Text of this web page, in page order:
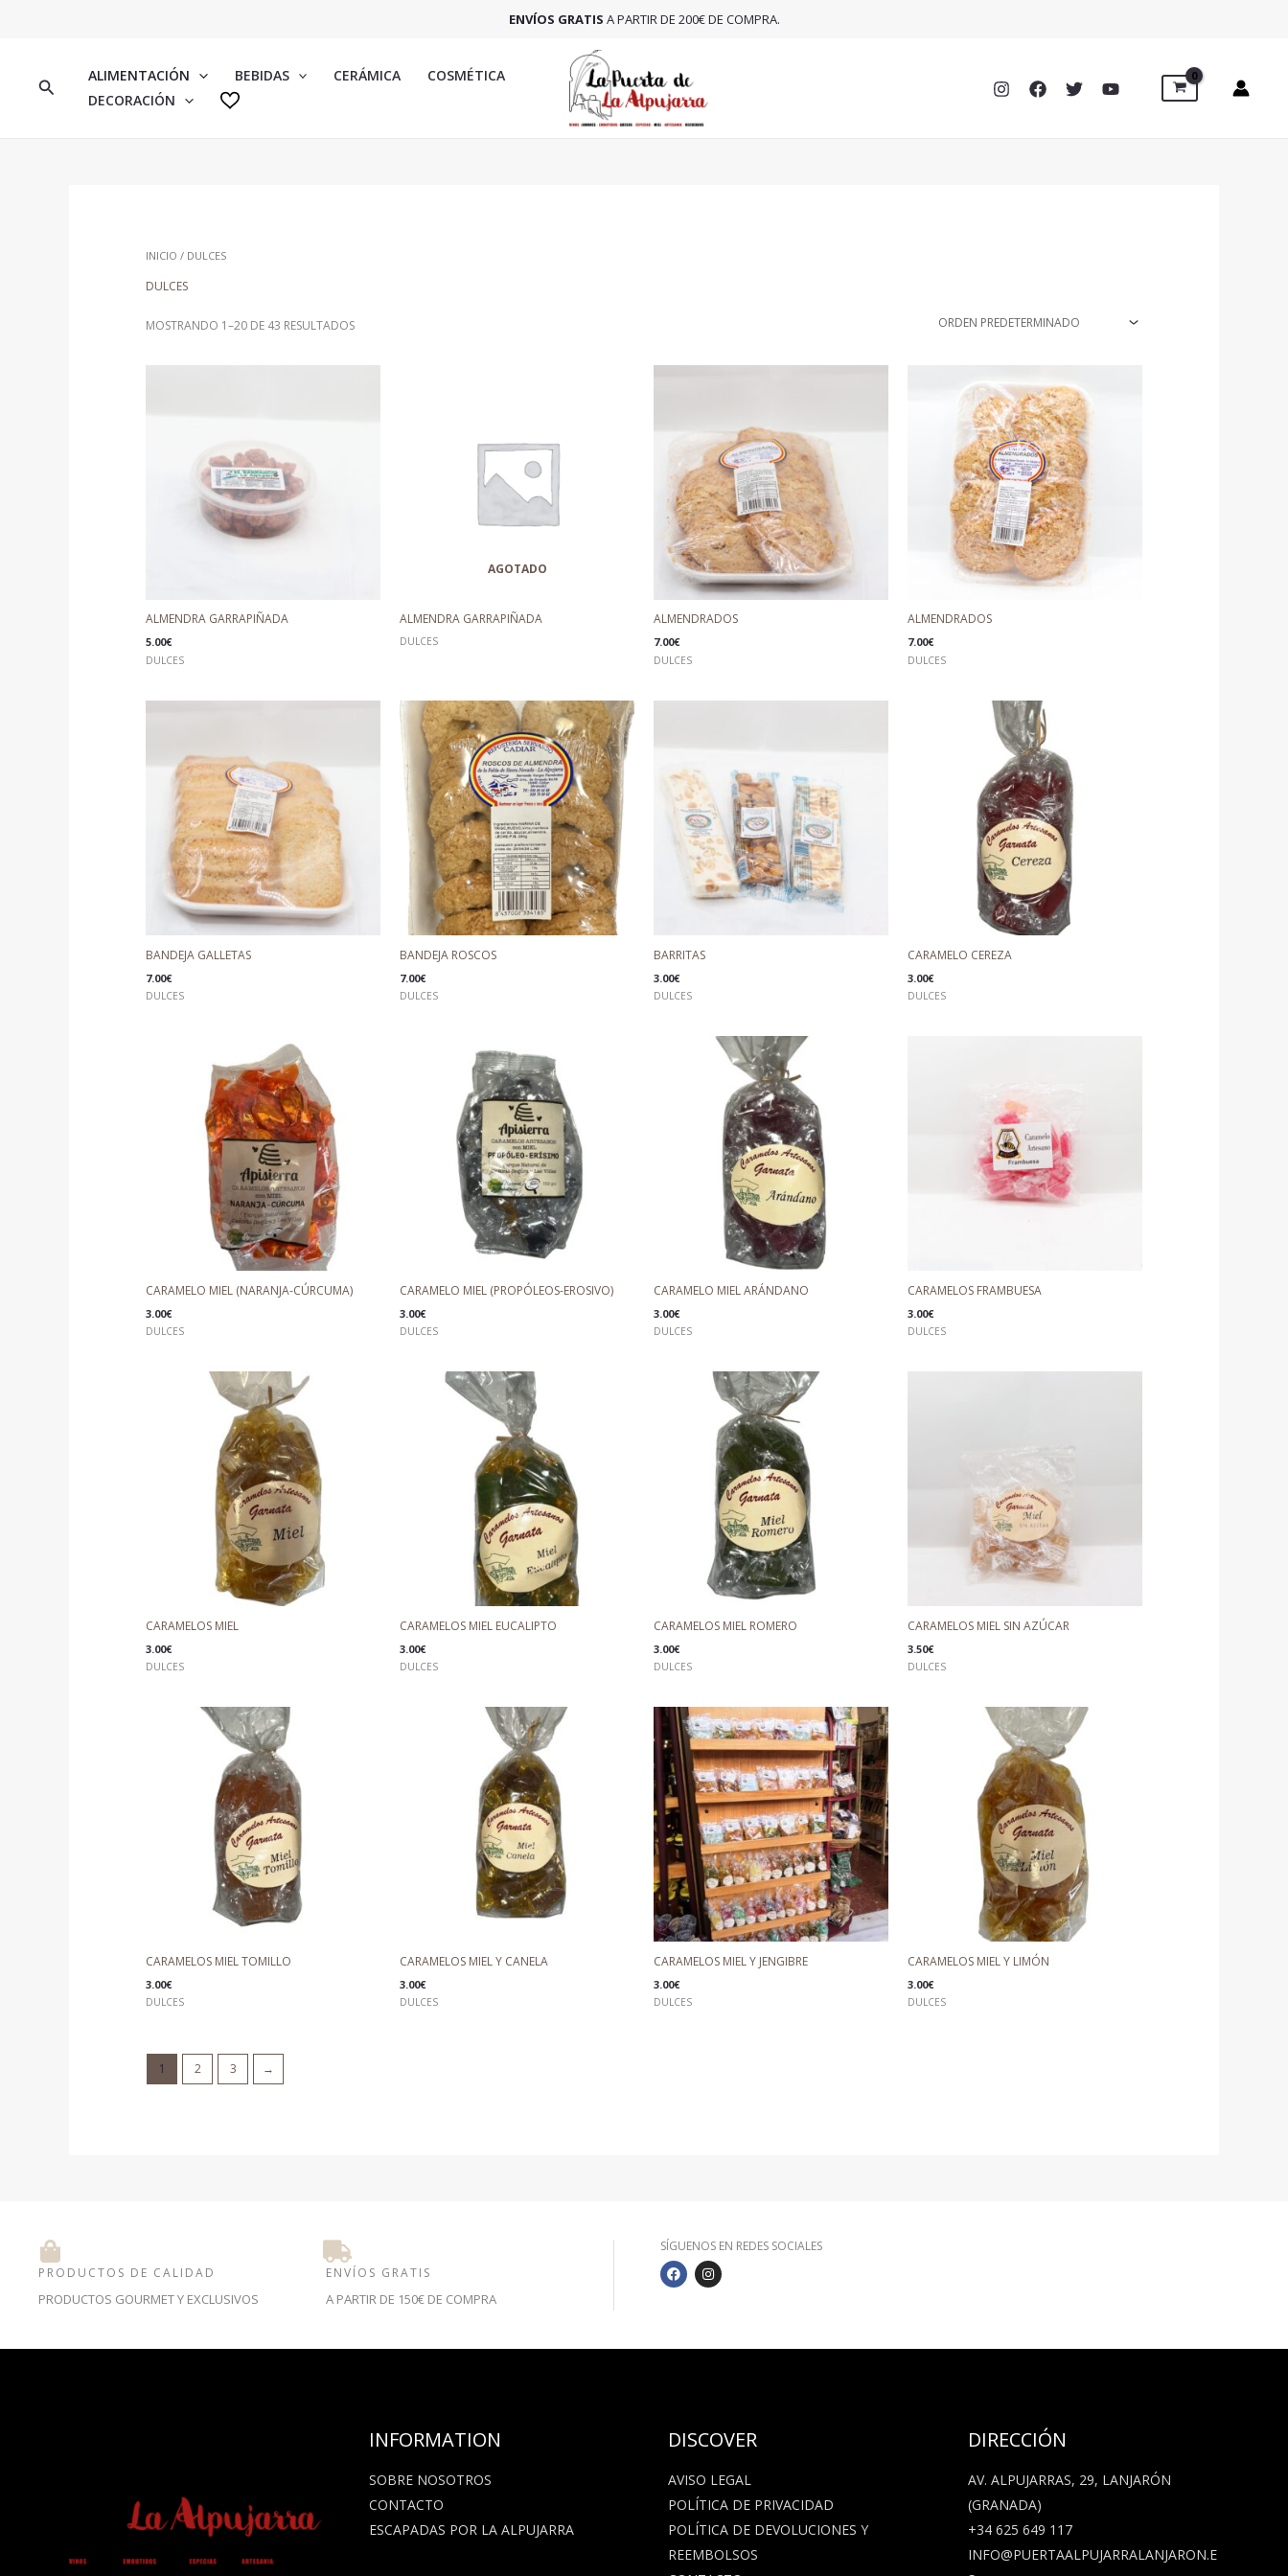
ENVÍOS GRATIS A PARTIR DE 200€ DE COMPRA.
BUSCARALIMENTACIÓN BEBIDAS CERÁMICA
COSMÉTICA
DECORACIÓN
INICIO / DULCES
DULCES
MOSTRANDO 1–20 DE 43 RESULTADOS
ALMENDRA GARRAPIÑADA
5.00€
DULCES
AGOTADO
ALMENDRA GARRAPIÑADA
DULCES
ALMENDRADOS
7.00€
DULCES
ALMENDRADOS
7.00€
DULCES
BANDEJA GALLETAS
7.00€
DULCES
BANDEJA ROSCOS
7.00€
DULCES
BARRITAS
3.00€
DULCES
CARAMELO CEREZA
3.00€
DULCES
CARAMELO MIEL (NARANJA-CÚRCUMA)
3.00€
DULCES
CARAMELO MIEL (PROPÓLEOS-EROSIVO)
3.00€
DULCES
CARAMELO MIEL ARÁNDANO
3.00€
DULCES
CARAMELOS FRAMBUESA
3.00€
DULCES
CARAMELOS MIEL
3.00€
DULCES
CARAMELOS MIEL EUCALIPTO
3.00€
DULCES
CARAMELOS MIEL ROMERO
3.00€
DULCES
CARAMELOS MIEL SIN AZÚCAR
3.50€
DULCES
CARAMELOS MIEL TOMILLO
3.00€
DULCES
CARAMELOS MIEL Y CANELA
3.00€
DULCES
CARAMELOS MIEL Y JENGIBRE
3.00€
DULCES
CARAMELOS MIEL Y LIMÓN
3.00€
DULCES
1 2 3 →
PRODUCTOS DE CALIDAD
PRODUCTOS GOURMET Y EXCLUSIVOS
ENVÍOS GRATIS
A PARTIR DE 150€ DE COMPRA
SÍGUENOS EN REDES SOCIALES
F
A
C
O
I
N
S
R
INFORMATION
SOBRE NOSOTROS
CONTACTO
ESCAPADAS POR LA ALPUJARRA
DISCOVER
AVISO LEGAL
POLÍTICA DE PRIVACIDAD
POLÍTICA DE DEVOLUCIONES Y
REEMBOLSOS
DIRECCIÓN
AV. ALPUJARRAS, 29, LANJARÓN
(GRANADA)
+34 625 649 117
INFO@PUERTAALPUJARRALANJARON.E